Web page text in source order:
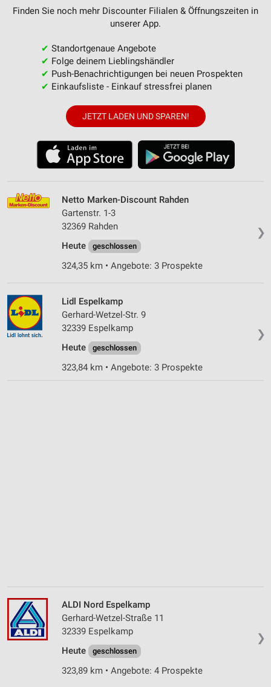
Finden Sie noch mehr Discounter Filialen & Öffnungszeiten in
unserer App.
✔ Standortgenaue Angebote
✔ Folge deinem Lieblingshändler
✔ Push-Benachrichtigungen bei neuen Prospekten
✔ Einkaufsliste - Einkauf stressfrei planen
JETZT LADEN UND SPAREN!
❯
Netto Marken-Discount Rahden
Gartenstr. 1-3
32369 Rahden
Heute
geschlossen
324,35 km • Angebote: 3 Prospekte
❯
Lidl Espelkamp
Gerhard-Wetzel-Str. 9
32339 Espelkamp
Heute
geschlossen
323,84 km • Angebote: 3 Prospekte
❯
ALDI Nord Espelkamp
Gerhard-Wetzel-Straße 11
32339 Espelkamp
Heute
geschlossen
323,89 km • Angebote: 4 Prospekte